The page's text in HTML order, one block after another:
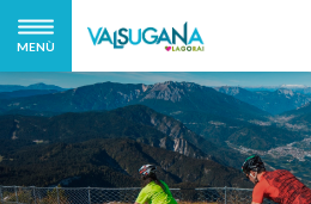
MENÙ